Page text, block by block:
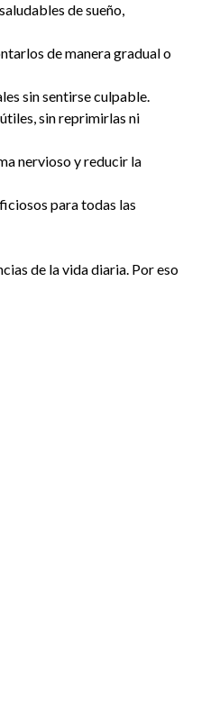
de sueño,
de manera gradual o
sin sentirse culpable.
sin reprimirlas ni
nervioso y reducir la
para todas las
de la vida diaria. Por eso